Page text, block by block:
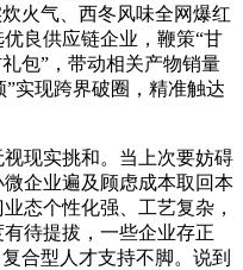
火气、西冬风味全网爆红
良供应链企业，鞭策“甘
包”，带动相关产物销量
实现跨界破圈，精准触达
现实挑和。当上次要妨碍
企业遍及顾虑成本取回本
态个性化强、工艺复杂，
待提拔，一些企业存正
合型人才支持不脚。说到